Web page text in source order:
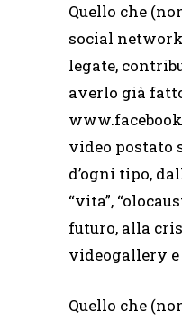
Quello che
social
legate,
averlo già
video postato
d’ogni tipo,
“vita”,
futuro, alla
videogallery
Quello che